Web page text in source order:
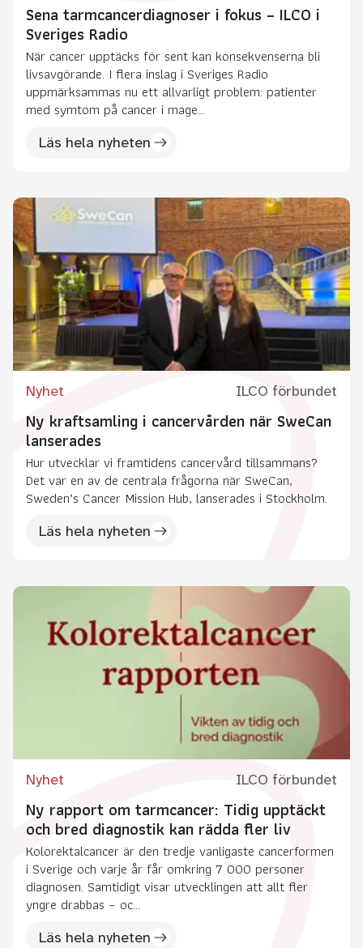
Sena tarmcancerdiagnoser i fokus – ILCO i
Sveriges Radio
När cancer upptäcks för sent kan konsekvenserna bli
livsavgörande. I flera inslag i Sveriges Radio
uppmärksammas nu ett allvarligt problem: patienter
med symtom på cancer i mage...
Läs hela nyheten
Nyhet ILCO förbundet
Ny kraftsamling i cancervården när SweCan
lanserades
Hur utvecklar vi framtidens cancervård tillsammans?
Det var en av de centrala frågorna när SweCan,
Sweden’s Cancer Mission Hub, lanserades i Stockholm.
Läs hela nyheten
Nyhet ILCO förbundet
Ny rapport om tarmcancer: Tidig upptäckt
och bred diagnostik kan rädda fler liv
Kolorektalcancer är den tredje vanligaste cancerformen
i Sverige och varje år får omkring 7 000 personer
diagnosen. Samtidigt visar utvecklingen att allt fler
yngre drabbas – oc...
Läs hela nyheten